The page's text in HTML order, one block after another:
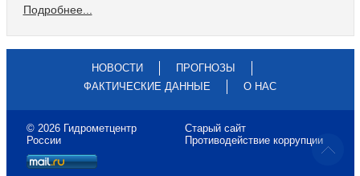
Подробнее...
НОВОСТИ
ПРОГНОЗЫ
ФАКТИЧЕСКИЕ ДАННЫЕ
О НАС
© 2026 Гидрометцентр
России
Старый сайт
Противодействие коррупции